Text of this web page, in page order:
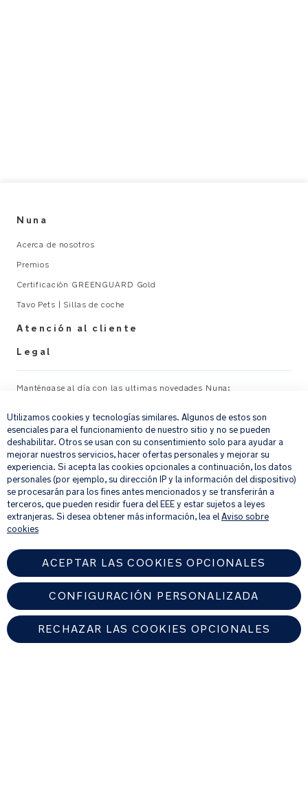
Nuna
Acerca de nosotros
Premios
Certificación GREENGUARD Gold
Tavo Pets | Sillas de coche
Atención al cliente
Legal
Manténgase al día con las ultimas novedades Nuna:
Su correo electrónico REGISTRAR
Al proporcionar tu dirección de correo electrónico, aceptas recibir por
correo electrónico nuestro boletín de noticias e información sobre
productos y ofertas que creamos que puedan ser de tu interés.
Si quieres más información sobre cómo procesamos tus datos personales,
consulta nuestro
aviso de privacidad
Utilizamos cookies y tecnologías similares. Algunos de estos son
esenciales para el funcionamiento de nuestro sitio y no se pueden
deshabilitar. Otros se usan con su consentimiento solo para ayudar a
mejorar nuestros servicios, hacer ofertas personales y mejorar su
experiencia. Si acepta las cookies opcionales a continuación, los datos
personales (por ejemplo, su dirección IP y la información del dispositivo)
se procesarán para los fines antes mencionados y se transferirán a
terceros, que pueden residir fuera del EEE y estar sujetos a leyes
extranjeras. Si desea obtener más información, lea elAviso sobre
cookies
ACEPTAR LAS COOKIES OPCIONALES
CONFIGURACIÓN PERSONALIZADA
RECHAZAR LAS COOKIES OPCIONALES